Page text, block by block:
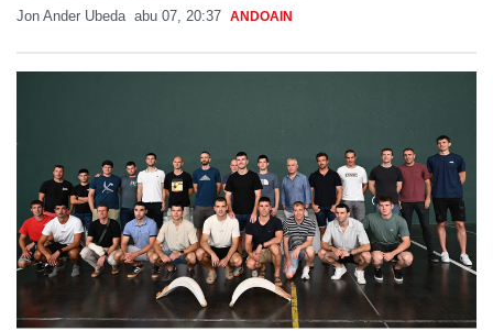
Jon Ander Ubeda abu 07, 20:37 ANDOAIN